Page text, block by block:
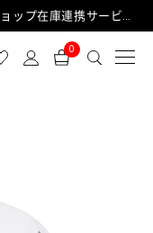
完売でもリアルショップ在庫が買える「ショップ在庫連携サービス」が日中もご利用可能になりました！
0